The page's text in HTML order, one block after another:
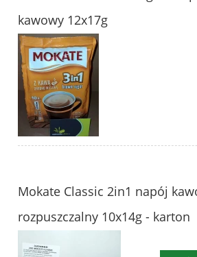
kawowy 12x17g
Mokate Classic 2in1 napój
rozpuszczalny 10x14g - karton